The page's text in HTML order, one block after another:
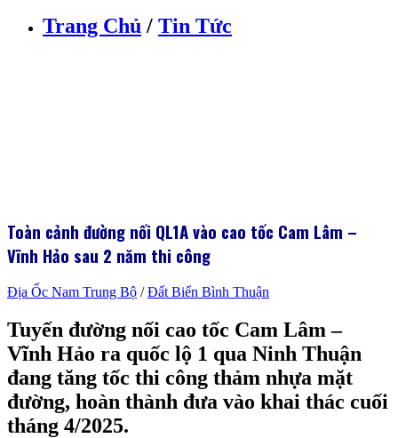
Trang Chủ / Tin Tức
Toàn cảnh đường nối QL1A vào cao tốc Cam Lâm –
Vĩnh Hảo sau 2 năm thi công
Địa Ốc Nam Trung Bộ /Đất Biển Bình Thuận
Tuyến đường nối cao tốc Cam Lâm –
Vĩnh Hảo ra quốc lộ 1 qua Ninh Thuận
đang tăng tốc thi công thảm nhựa mặt
đường, hoàn thành đưa vào khai thác cuối
tháng 4/2025.